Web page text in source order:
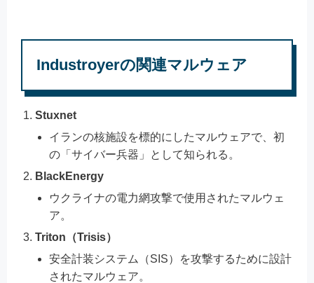
Industroyerの関連マルウェア
Stuxnet
イランの核施設を標的にしたマルウェアで、初
の「サイバー兵器」として知られる。
BlackEnergy
ウクライナの電力網攻撃で使用されたマルウェ
ア。
Triton（Trisis）
安全計装システム（SIS）を攻撃するために設計
されたマルウェア。